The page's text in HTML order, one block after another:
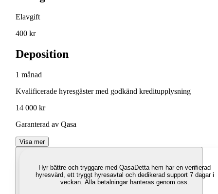
Elavgift
400 kr
Deposition
1 månad
Kvalificerade hyresgäster med godkänd kreditupplysning
14 000 kr
Garanterad av Qasa
Visa mer
Hyr bättre och tryggare med QasaDetta hem har en verifierad
hyresvärd, ett tryggt hyresavtal och dedikerad support 7 dagar i
veckan. Alla betalningar hanteras genom oss.